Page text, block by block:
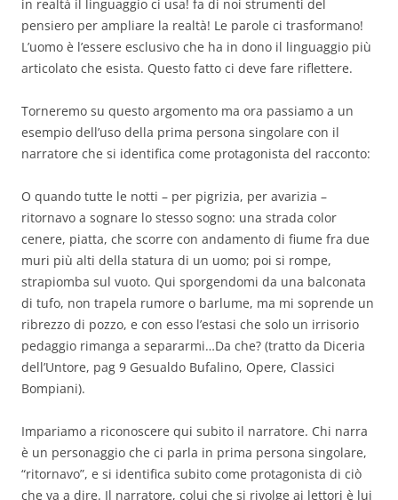
in realtà il linguaggio ci usa! fa di noi strumenti del
pensiero per ampliare la realtà! Le parole ci trasformano!
L’uomo è l’essere esclusivo che ha in dono il linguaggio più
articolato che esista. Questo fatto ci deve fare riflettere.
Torneremo su questo argomento ma ora passiamo a un
esempio dell’uso della prima persona singolare con il
narratore che si identifica come protagonista del racconto:
O quando tutte le notti – per pigrizia, per avarizia –
ritornavo a sognare lo stesso sogno: una strada color
cenere, piatta, che scorre con andamento di fiume fra due
muri più alti della statura di un uomo; poi si rompe,
strapiomba sul vuoto. Qui sporgendomi da una balconata
di tufo, non trapela rumore o barlume, ma mi soprende un
ribrezzo di pozzo, e con esso l’estasi che solo un irrisorio
pedaggio rimanga a separarmi…Da che? (tratto da Diceria
dell’Untore, pag 9 Gesualdo Bufalino, Opere, Classici
Bompiani).
Impariamo a riconoscere qui subito il narratore. Chi narra
è un personaggio che ci parla in prima persona singolare,
“ritornavo”, e si identifica subito come protagonista di ciò
che va a dire. Il narratore, colui che si rivolge ai lettori è lui